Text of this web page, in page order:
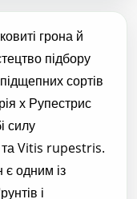
грона й
підбору
сортів
х Рупестрис
силу
Vitis rupestris.
є одним із
і